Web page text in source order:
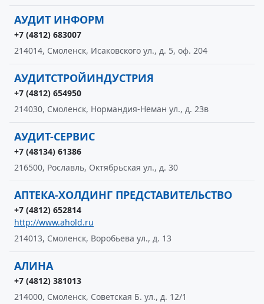
АУДИТ ИНФОРМ
+7 (4812) 683007
214014, Смоленск, Исаковского ул., д. 5, оф. 204
АУДИТСТРОЙИНДУСТРИЯ
+7 (4812) 654950
214030, Смоленск, Нормандия-Неман ул., д. 23в
АУДИТ-СЕРВИС
+7 (48134) 61386
216500, Рославль, Октябрьская ул., д. 30
АПТЕКА-ХОЛДИНГ ПРЕДСТАВИТЕЛЬСТВО
+7 (4812) 652814
http://www.ahold.ru
214013, Смоленск, Воробьева ул., д. 13
АЛИНА
+7 (4812) 381013
214000, Смоленск, Советская Б. ул., д. 12/1